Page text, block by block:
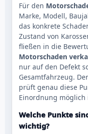
Für den
Marke, Modell,
das konkrete
Zustand von
fließen in die
Motorschaden
nur auf den Defekt
Gesamtfahrzeug. Der
prüft genau diese
Einordnung möglich
Welche Punkte
wichtig?